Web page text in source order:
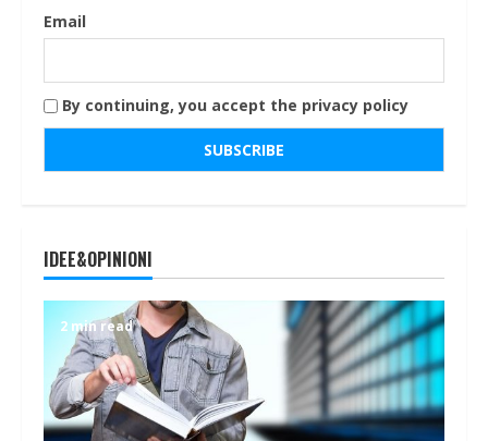
Email
By continuing, you accept the privacy policy
IDEE&OPINIONI
2 min read